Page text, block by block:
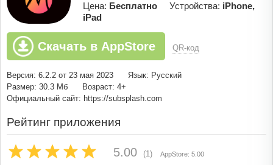
Цена: Бесплатно Устройства: iPhone,
iPad
Скачать в AppStore QR-код
Версия: 6.2.2 от 23 мая 2023
Язык: Русский
Размер: 30.3 Мб
Возраст: 4+
Официальный сайт: https://subsplash.com
Рейтинг приложения
5.00 (1) AppStore: 5.00